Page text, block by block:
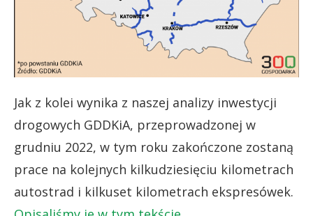
Jak z kolei wynika z naszej analizy inwestycji
drogowych GDDKiA, przeprowadzonej w
grudniu 2022, w tym roku zakończone zostaną
prace na kolejnych kilkudziesięciu kilometrach
autostrad i kilkuset kilometrach ekspresówek.